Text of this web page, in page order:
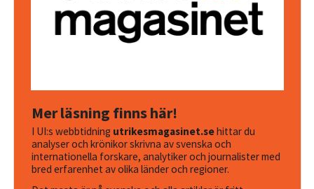
Mer läsning finns här!
I UI:s webbtidning utrikesmagasinet.sehittar du
analyser och krönikor skrivna av svenska och
internationella forskare, analytiker och journalister med
bred erfarenhet av olika länder och regioner.